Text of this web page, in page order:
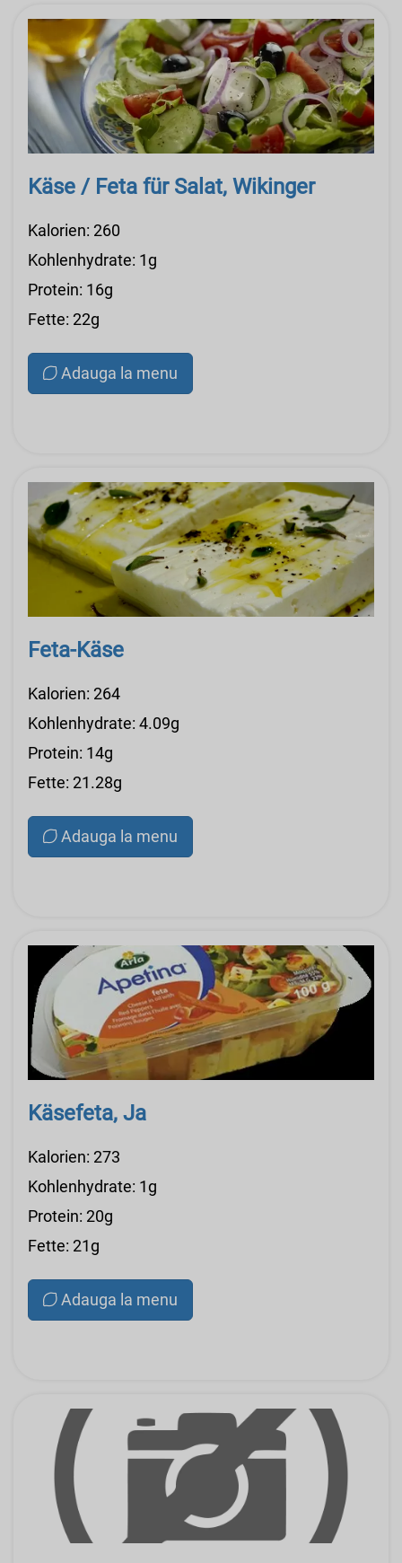
Käse / Feta für Salat, Wikinger
Kalorien: 260
Kohlenhydrate: 1g
Protein: 16g
Fette: 22g
Adauga la menu
Feta-Käse
Kalorien: 264
Kohlenhydrate: 4.09g
Protein: 14g
Fette: 21.28g
Adauga la menu
Käsefeta, Ja
Kalorien: 273
Kohlenhydrate: 1g
Protein: 20g
Fette: 21g
Adauga la menu